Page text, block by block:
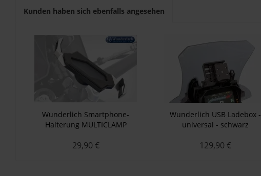
Kunden haben sich ebenfalls angesehen
Wunderlich Smartphone-
Halterung MULTICLAMP
29,90 €
Wunderlich USB Ladebox -
universal - schwarz
129,90 €